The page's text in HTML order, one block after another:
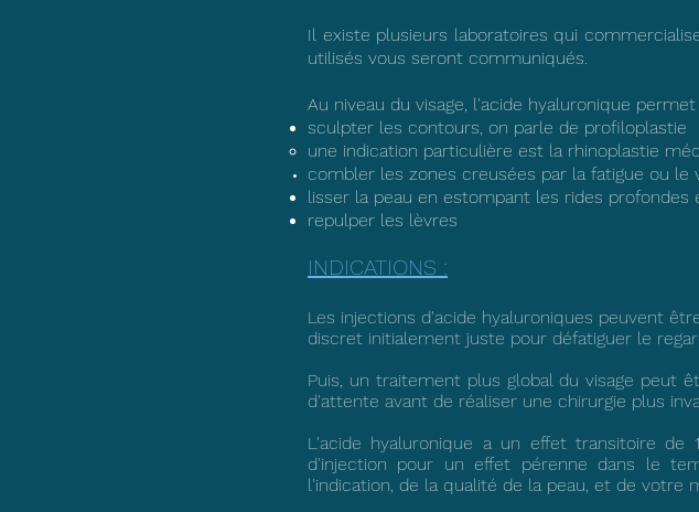
Il existe plusieurs laboratoires qui
utilisés vous seront communiqués.
Au niveau du visage, l'acide hyaluronique permet
sculpter les contours, on parle de profiloplastie
une indication particulière est la rhinoplastie
combler les zones creusées par la fatigue ou le
lisser la peau en estompant les rides profondes
repulper les lèvres
INDICATIONS :
Les injections d'acide hyaluroniques peuvent
discret initialement juste pour défatiguer le
Puis, un traitement plus global du visage peut
d'attente avant de réaliser une chirurgie plus
L'acide hyaluronique a un effet transitoire
d'injection pour un effet pérenne dans le
l'indication, de la qualité de la peau, et de votre